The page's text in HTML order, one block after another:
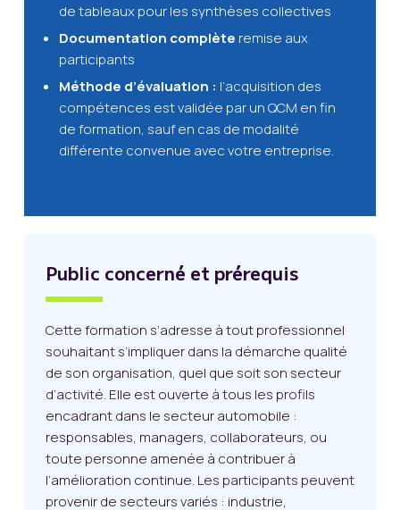
de tableaux pour les synthèses collectives
Documentation complète remise aux
participants
Méthode d’évaluation : l’acquisition des
compétences est validée par un QCM en fin
de formation, sauf en cas de modalité
différente convenue avec votre entreprise.
Public concerné et prérequis
Cette formation s’adresse à tout professionnel
souhaitant s’impliquer dans la démarche qualité
de son organisation, quel que soit son secteur
d’activité. Elle est ouverte à tous les profils
encadrant dans le secteur automobile :
responsables, managers, collaborateurs, ou
toute personne amenée à contribuer à
l’amélioration continue. Les participants peuvent
provenir de secteurs variés : industrie,